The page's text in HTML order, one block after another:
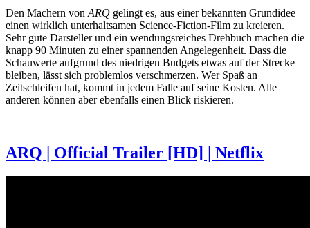
Den Machern von ARQ gelingt es, aus einer bekannten Grundidee
einen wirklich unterhaltsamen Science-Fiction-Film zu kreieren.
Sehr gute Darsteller und ein wendungsreiches Drehbuch machen die
knapp 90 Minuten zu einer spannenden Angelegenheit. Dass die
Schauwerte aufgrund des niedrigen Budgets etwas auf der Strecke
bleiben, lässt sich problemlos verschmerzen. Wer Spaß an
Zeitschleifen hat, kommt in jedem Falle auf seine Kosten. Alle
anderen können aber ebenfalls einen Blick riskieren.
ARQ | Official Trailer [HD] | Netflix